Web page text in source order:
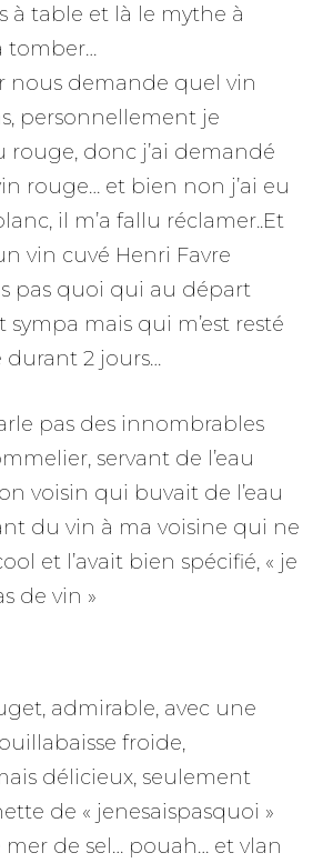
à table et là le mythe à
tomber…
nous demande quel vin
personnellement je
rouge, donc j’ai demandé
rouge… et bien non j’ai eu
il m’a fallu réclamer..Et
vin cuvé Henri Favre
pas quoi qui au départ
mais qui m’est resté
durant 2 jours…
pas des innombrables
servant de l’eau
voisin qui buvait de l’eau
du vin à ma voisine qui ne
et l’avait bien spécifié, « je
de vin »
admirable, avec une
froide,
délicieux, seulement
de « jenesaispasquoi »
de sel… pouah… et vlan